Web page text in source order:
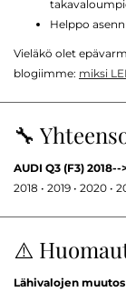
Helppo
Vieläkö olet
blogiimme: miksi
🔧
AUDI Q3 (F3) 2018--
2018 • 2019 • 2020 •
⚠️
Lähivalojen